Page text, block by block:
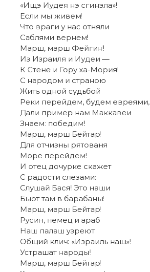
«Ищэ Иудея нэ сгинэла»!
Если мы живем!
Что враги у нас отняли
Саблями вернем!
Марш, марш Фейгин!
Из Израиля и Иудеи —
К Стене и Гору ха-Мория!
С народом и страною
Жить одной судьбой
Реки перейдем, будем евреями,
Дали пример нам Маккавеи
Знаем: победим!
Марш, марш Бейтар!
Для отчизны рятованя
Море перейдем!
И отец дочурке скажет
С радости слезами:
Слушай Бася! Это наши
Бьют там в барабаны!
Марш, марш Бейтар!
Русин, немец и араб
Наш палаш узреют
Общий клич: «Израиль наш»!
Устрашат народы!
Марш, марш Бейтар!